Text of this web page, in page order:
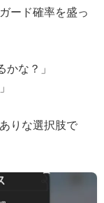
ード確率を盛っ
な？」
りな選択肢で